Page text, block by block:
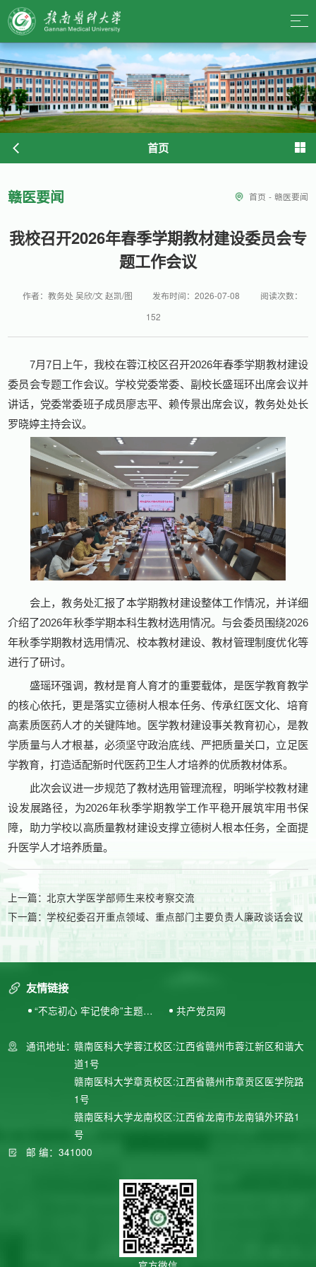
首页
赣医要闻 首页 - 赣医要闻
我校召开2026年春季学期教材建设委员会专
题工作会议
作者：教务处 吴欣/文 赵凯/图 发布时间：2026-07-08
阅读次数：
152
7月7日上午，我校在蓉江校区召开2026年春季学期教材建设
委员会专题工作会议。学校党委常委、副校长盛瑶环出席会议并
讲话，党委常委班子成员廖志平、赖传景出席会议，教务处处长
罗晓婷主持会议。
会上，教务处汇报了本学期教材建设整体工作情况，并详细
介绍了2026年秋季学期本科生教材选用情况。与会委员围绕2026
年秋季学期教材选用情况、校本教材建设、教材管理制度优化等
进行了研讨。
盛瑶环强调，教材是育人育才的重要载体，是医学教育教学
的核心依托，更是落实立德树人根本任务、传承红医文化、培育
高素质医药人才的关键阵地。医学教材建设事关教育初心，是教
学质量与人才根基，必须坚守政治底线、严把质量关口，立足医
学教育，打造适配新时代医药卫生人才培养的优质教材体系。
此次会议进一步规范了教材选用管理流程，明晰学校教材建
设发展路径，为2026年秋季学期教学工作平稳开展筑牢用书保
障，助力学校以高质量教材建设支撑立德树人根本任务，全面提
升医学人才培养质量。
上一篇：北京大学医学部师生来校考察交流
下一篇：学校纪委召开重点领域、重点部门主要负责人廉政谈话会议
友情链接
“不忘初心 牢记使命”主题教
共产党员网
通讯地址：赣南医科大学蓉江校区:江西省赣州市蓉江新区和谐大
道1号
赣南医科大学章贡校区:江西省赣州市章贡区医学院路
1号
赣南医科大学龙南校区:江西省龙南市龙南镇外环路1
号
邮 编：341000